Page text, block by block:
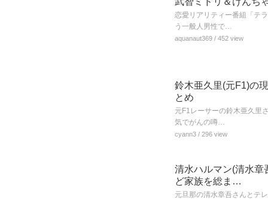
恋愛リアリティー番組「テ
う一般人男性で…
aquanaut369 / 452 view
鈴木亜久里(元F1)の
とめ
元F1レーサーの鈴木亜久里
気でがんの噂…
cyann3 / 296 view
清水ハルマン(清水章
ど家族を総ま…
元旦那の清水章吾さんとテ